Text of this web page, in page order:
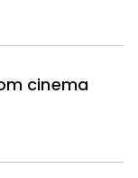
cinema